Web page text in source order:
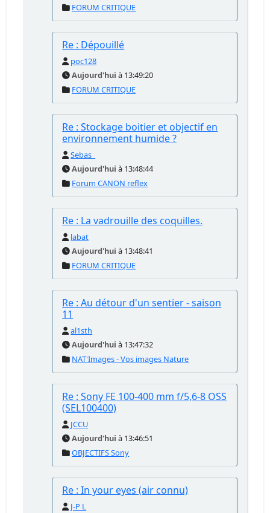
FORUM CRITIQUE
Re : Dépouillé
poc128
Aujourd'hui à 13:49:20
FORUM CRITIQUE
Re : Stockage boitier et objectif en
environnement humide ?
Sebas_
Aujourd'hui à 13:48:44
Forum CANON reflex
Re : La vadrouille des coquilles.
labat
Aujourd'hui à 13:48:41
FORUM CRITIQUE
Re : Au détour d'un sentier - saison
11
al1sth
Aujourd'hui à 13:47:32
NAT'Images - Vos images Nature
Re : Sony FE 100-400 mm f/5,6-8 OSS
(SEL100400)
JCCU
Aujourd'hui à 13:46:51
OBJECTIFS Sony
Re : In your eyes (air connu)
J-P L